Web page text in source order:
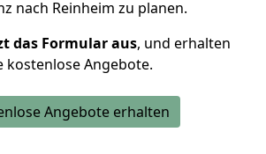
nach Reinheim zu planen.
das Formular aus, und erhalten
kostenlose Angebote.
Angebote erhalten